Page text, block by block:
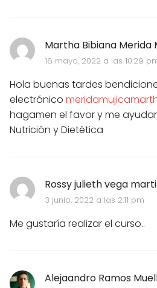
Martha Bibiana Merida
16 mayo, 2022 a las 10:29
Hola buenas tardes
electrónico
hagamen el favor y me
Nutrición y Dietética
Rossy julieth vega
3 junio, 2022 a las 2:11 pm
Me gustaría realizar el curso..
Alejaandro Ramos